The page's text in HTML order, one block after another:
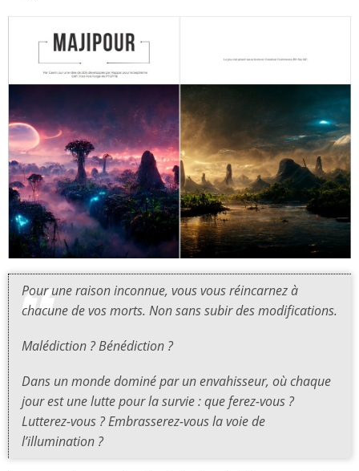
Pour une raison inconnue, vous vous réincarnez à
chacune de vos morts. Non sans subir des modifications.
Malédiction ? Bénédiction ?
Dans un monde dominé par un envahisseur, où chaque
jour est une lutte pour la survie : que ferez-vous ?
Lutterez-vous ? Embrasserez-vous la voie de
l’illumination ?